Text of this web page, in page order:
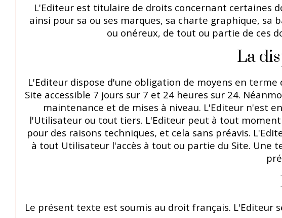
L'Editeur est titulaire de droits concernant certaines
ainsi pour sa ou ses marques, sa charte graphique,
ou onéreux, de tout ou partie de ces
La
L'Editeur dispose d'une obligation de moyens en
Site accessible 7 jours sur 7 et 24 heures sur 24.
maintenance et de mises à niveau. L'Editeur n'est
l'Utilisateur ou tout tiers. L'Editeur peut à tout
pour des raisons techniques, et cela sans préavis.
à tout Utilisateur l'accès à tout ou partie du Site. Une
Le présent texte est soumis au droit français.